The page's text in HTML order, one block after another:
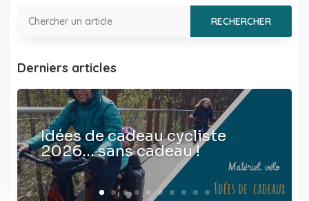
Derniers articles
Idées de cadeau cycliste
2026… sans cadeau !